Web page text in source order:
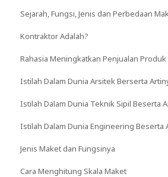
Sejarah, Fungsi, Jenis dan Perbedaan
Kontraktor Adalah?
Rahasia Meningkatkan Penjualan Produk
Istilah Dalam Dunia Arsitek Berserta
Istilah Dalam Dunia Teknik Sipil Beserta
Istilah Dalam Dunia Engineering Beserta
Jenis Maket dan Fungsinya
Cara Menghitung Skala Maket